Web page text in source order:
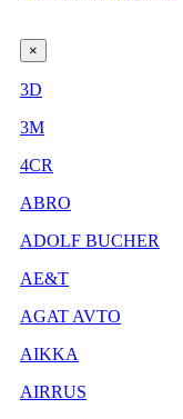
×
3D
3М
4CR
ABRO
ADOLF BUCHER
AE&T
AGAT AVTO
AIKKA
AIRRUS